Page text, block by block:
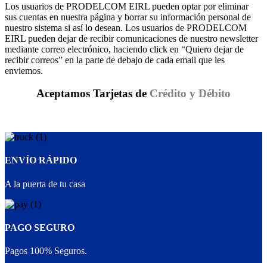
Los usuarios de PRODELCOM EIRL pueden optar por eliminar
sus cuentas en nuestra página y borrar su información personal de
nuestro sistema si así lo desean. Los usuarios de PRODELCOM
EIRL pueden dejar de recibir comunicaciones de nuestro newsletter
mediante correo electrónico, haciendo click en “Quiero dejar de
recibir correos” en la parte de debajo de cada email que les
enviemos.
Aceptamos Tarjetas de Crédito y Débito
ENVÍO RÁPIDO
A la puerta de tu casa
PAGO SEGURO
Pagos 100% Seguros.